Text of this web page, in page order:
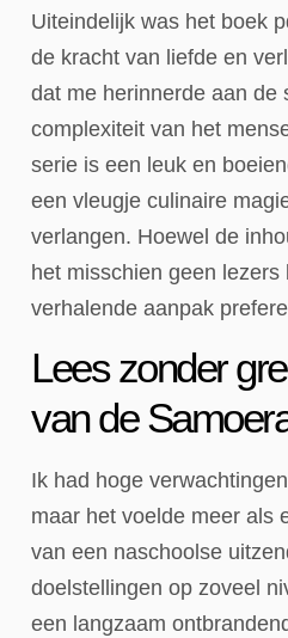
Uiteindelijk was het boek
de kracht van liefde en
dat me herinnerde aan de
complexiteit van het
serie is een leuk en
een vleugje culinaire
verlangen. Hoewel de
het misschien geen
verhalende aanpak
Lees zonder
van de
Ik had hoge
maar het voelde meer als
van een naschoolse
doelstellingen op zoveel
een langzaam